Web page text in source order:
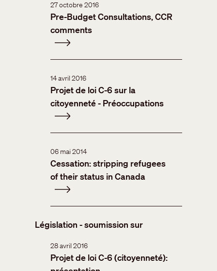
27 octobre 2016
Pre-Budget Consultations, CCR
comments
14 avril 2016
Projet de loi C-6 sur la
citoyenneté - Préoccupations
06 mai 2014
Cessation: stripping refugees
of their status in Canada
Législation - soumission sur
28 avril 2016
Projet de loi C-6 (citoyenneté):